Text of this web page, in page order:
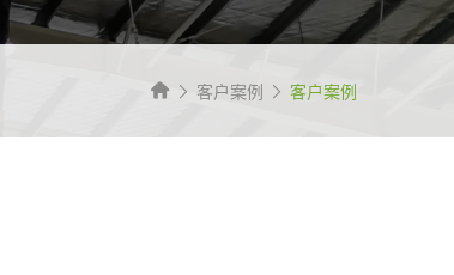
客户案例 客户案例